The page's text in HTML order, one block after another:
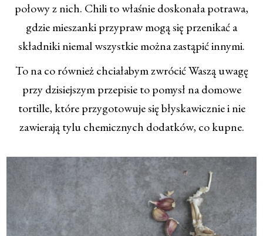
połowy z nich. Chili to właśnie doskonała potrawa,
gdzie mieszanki przypraw mogą się przenikać a
składniki niemal wszystkie można zastąpić innymi.
To na co również chciałabym zwrócić Waszą uwagę
przy dzisiejszym przepisie to pomysł na domowe
tortille, które przygotowuje się błyskawicznie i nie
zawierają tylu chemicznych dodatków, co kupne.